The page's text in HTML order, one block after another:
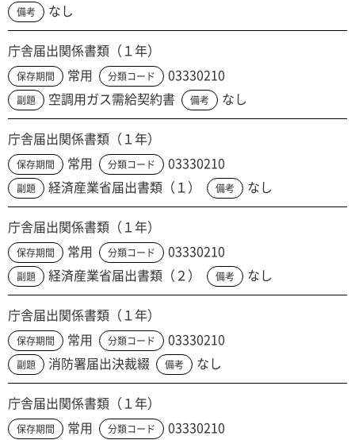
備考 なし
庁舎届出関係書類（１年）
保存期間 常用 分類コード 03330210
副題 空調用ガス需給契約書 備考 なし
庁舎届出関係書類（１年）
保存期間 常用 分類コード 03330210
副題 経済産業省届出書類（１） 備考 なし
庁舎届出関係書類（１年）
保存期間 常用 分類コード 03330210
副題 経済産業省届出書類（２） 備考 なし
庁舎届出関係書類（１年）
保存期間 常用 分類コード 03330210
副題 消防署届出決裁綴 備考 なし
庁舎届出関係書類（１年）
保存期間 常用 分類コード 03330210